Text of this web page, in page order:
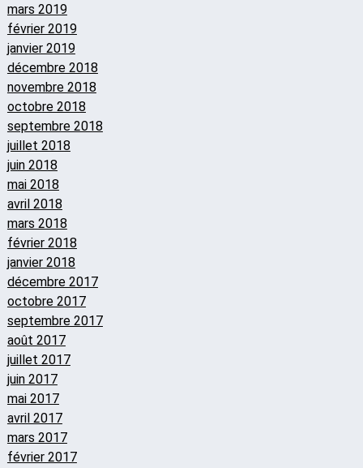
mars 2019
février 2019
janvier 2019
décembre 2018
novembre 2018
octobre 2018
septembre 2018
juillet 2018
juin 2018
mai 2018
avril 2018
mars 2018
février 2018
janvier 2018
décembre 2017
octobre 2017
septembre 2017
août 2017
juillet 2017
juin 2017
mai 2017
avril 2017
mars 2017
février 2017